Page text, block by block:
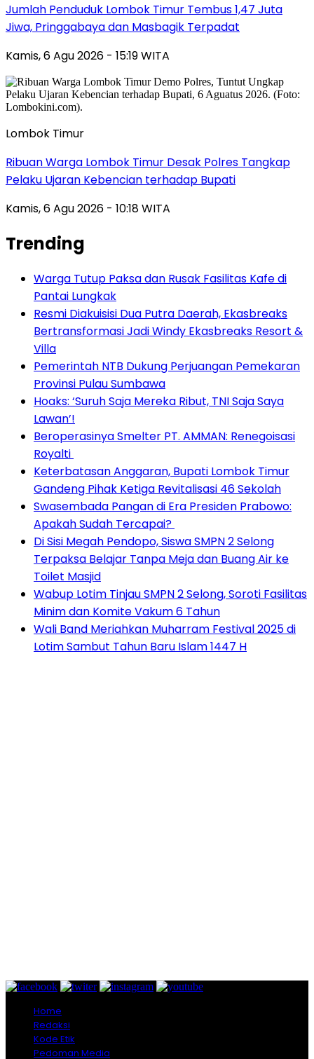
Jumlah Penduduk Lombok Timur Tembus 1,47 Juta
Jiwa, Pringgabaya dan Masbagik Terpadat
Kamis, 6 Agu 2026 - 15:19 WITA
Lombok Timur
Ribuan Warga Lombok Timur Desak Polres Tangkap
Pelaku Ujaran Kebencian terhadap Bupati
Kamis, 6 Agu 2026 - 10:18 WITA
Trending
Warga Tutup Paksa dan Rusak Fasilitas Kafe di
Pantai Lungkak
Resmi Diakuisisi Dua Putra Daerah, Ekasbreaks
Bertransformasi Jadi Windy Ekasbreaks Resort &
Villa
Pemerintah NTB Dukung Perjuangan Pemekaran
Provinsi Pulau Sumbawa
Hoaks: ‘Suruh Saja Mereka Ribut, TNI Saja Saya
Lawan’!
Beroperasinya Smelter PT. AMMAN: Renegoisasi
Royalti
Keterbatasan Anggaran, Bupati Lombok Timur
Gandeng Pihak Ketiga Revitalisasi 46 Sekolah
Swasembada Pangan di Era Presiden Prabowo:
Apakah Sudah Tercapai?
Di Sisi Megah Pendopo, Siswa SMPN 2 Selong
Terpaksa Belajar Tanpa Meja dan Buang Air ke
Toilet Masjid
Wabup Lotim Tinjau SMPN 2 Selong, Soroti Fasilitas
Minim dan Komite Vakum 6 Tahun
Wali Band Meriahkan Muharram Festival 2025 di
Lotim Sambut Tahun Baru Islam 1447 H
Home
Redaksi
Kode Etik
Pedoman Media